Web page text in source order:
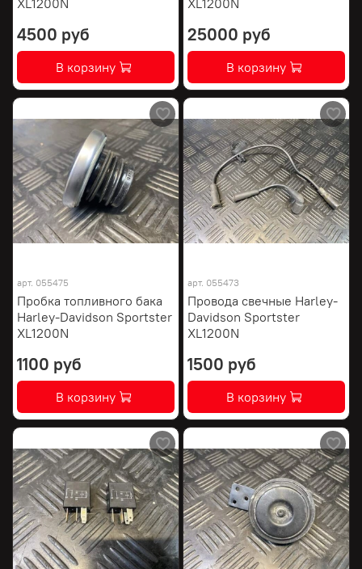
XL1200N
4500 руб
В корзину
XL1200N
25000 руб
В корзину
арт. 055475
Пробка топливного бака
Harley-Davidson Sportster
XL1200N
1100 руб
В корзину
арт. 055473
Провода свечные Harley-
Davidson Sportster
XL1200N
1500 руб
В корзину